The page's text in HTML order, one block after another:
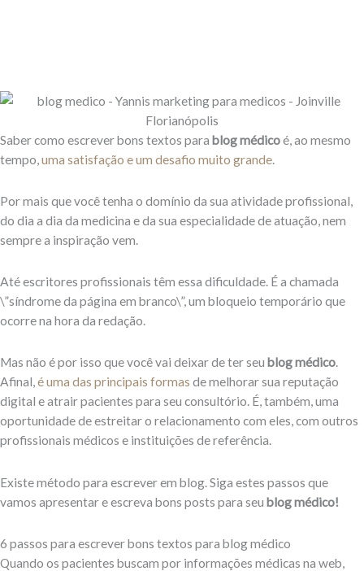
Saber como escrever bons textos para blog médicoé, ao mesmo
tempo,uma satisfação e um desafio muito grande.
Por mais que você tenha o domínio da sua atividade profissional,
do dia a dia da medicina e da sua especialidade de atuação, nem
sempre a inspiração vem.
Até escritores profissionais têm essa dificuldade. É a chamada
\”síndrome da página em branco\”, um bloqueio temporário que
ocorre na hora da redação.
Mas não é por isso que você vai deixar de ter seu blog médico.
Afinal,é uma das principais formas de melhorar sua reputação
digital e atrair pacientes para seu consultório. É, também, uma
oportunidade de estreitar o relacionamento com eles, com outros
profissionais médicos e instituições de referência.
Existe método para escrever em blog. Siga estes passos que
vamos apresentar e escreva bons posts para seu blog médico!
6 passos para escrever bons textos para blog médico
Quando os pacientes buscam por informações médicas na web,